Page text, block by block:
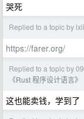
哭死
Replied to a topic by
https://farer.org/
Replied to a topic by
《Rust 程序设计语言》
这也能卖钱，学到了